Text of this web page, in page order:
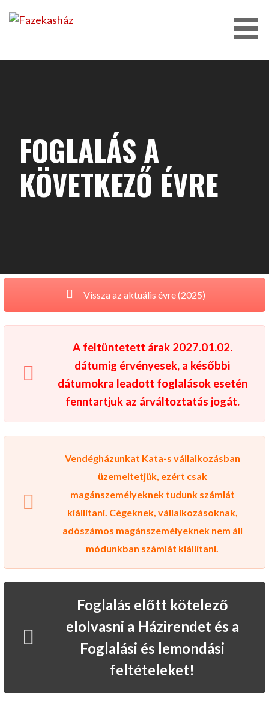
FOGLALÁS A
KÖVETKEZŐ ÉVRE
Vissza az aktuális évre (2025)
A feltüntetett árak 2027.01.02.
dátumig érvényesek, a későbbi
dátumokra leadott foglalások esetén
fenntartjuk az árváltoztatás jogát.
Vendégházunkat Kata-s vállalkozásban
üzemeltetjük, ezért csak
magánszemélyeknek tudunk számlát
kiállítani. Cégeknek, vállalkozásoknak,
adószámos magánszemélyeknek nem áll
módunkban számlát kiállítani.
Foglalás előtt kötelező
elolvasni a Házirendet és a
Foglalási és lemondási
feltételeket!